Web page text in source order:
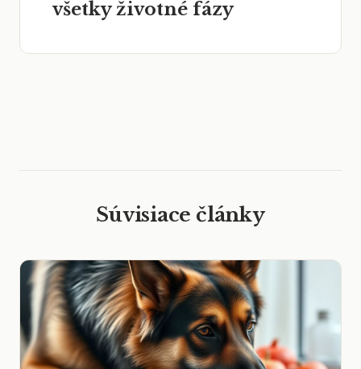
všetky životné fázy
Súvisiace články